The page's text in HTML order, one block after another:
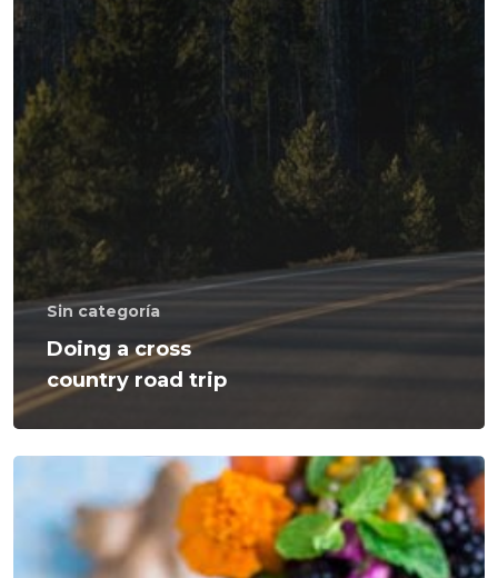
Sin categoría
Doing a cross
country road trip